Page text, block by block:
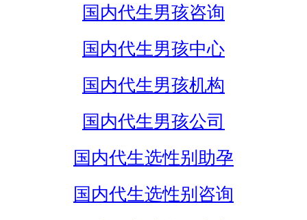
国内代生男孩咨询
国内代生男孩中心
国内代生男孩机构
国内代生男孩公司
国内代生选性别助孕
国内代生选性别咨询